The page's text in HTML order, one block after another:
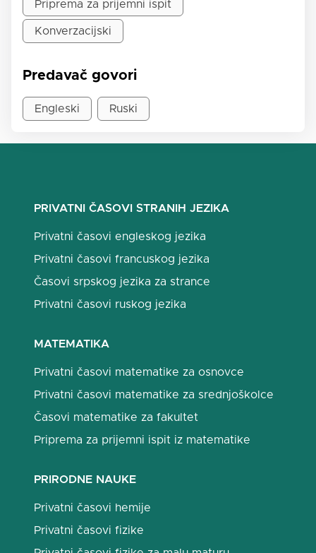
Priprema za prijemni ispit
Konverzacijski
Predavač govori
Engleski Ruski
PRIVATNI ČASOVI STRANIH JEZIKA
Privatni časovi engleskog jezika
Privatni časovi francuskog jezika
Časovi srpskog jezika za strance
Privatni časovi ruskog jezika
MATEMATIKA
Privatni časovi matematike za osnovce
Privatni časovi matematike za srednjoškolce
Časovi matematike za fakultet
Priprema za prijemni ispit iz matematike
PRIRODNE NAUKE
Privatni časovi hemije
Privatni časovi fizike